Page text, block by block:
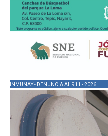
INMUNAY - DENUNCIA AL 911 - 2026